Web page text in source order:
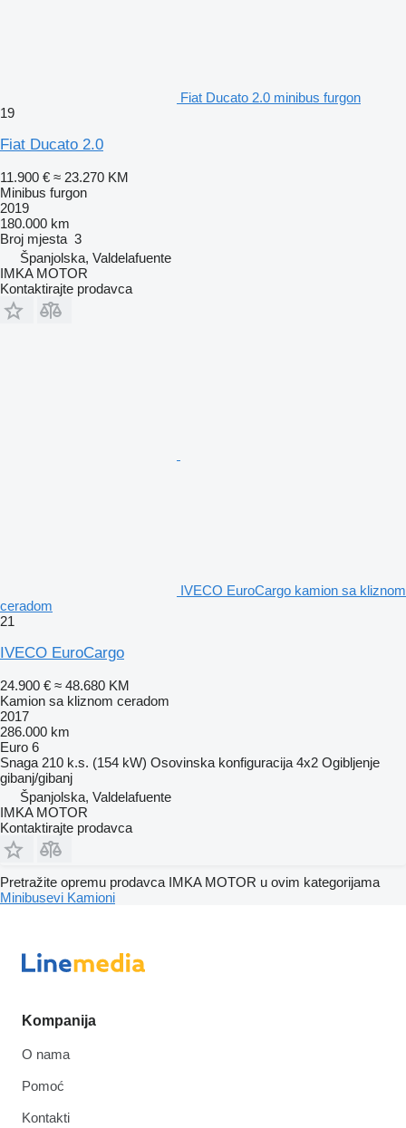
Fiat Ducato 2.0 minibus furgon
19
Fiat Ducato 2.0
11.900 € ≈ 23.270 KM
Minibus furgon
2019
180.000 km
Broj mjesta 3
Španjolska, Valdelafuente
IMKA MOTOR
Kontaktirajte prodavca
IVECO EuroCargo kamion sa kliznom
ceradom
21
IVECO EuroCargo
24.900 € ≈ 48.680 KM
Kamion sa kliznom ceradom
2017
286.000 km
Euro 6
Snaga 210 k.s. (154 kW) Osovinska konfiguracija 4x2 Ogibljenje
gibanj/gibanj
Španjolska, Valdelafuente
IMKA MOTOR
Kontaktirajte prodavca
Pretražite opremu prodavca IMKA MOTOR u ovim kategorijama
Minibusevi Kamioni
Kompanija
O nama
Pomoć
Kontakti